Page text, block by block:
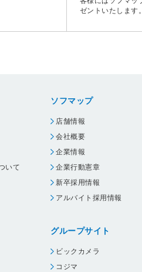
ゼントいたします。
いて
ソフマップ
店舗情報
会社概要
企業情報
企業行動憲章
新卒採用情報
アルバイト採用情報
グループサイト
ビックカメラ
コジマ